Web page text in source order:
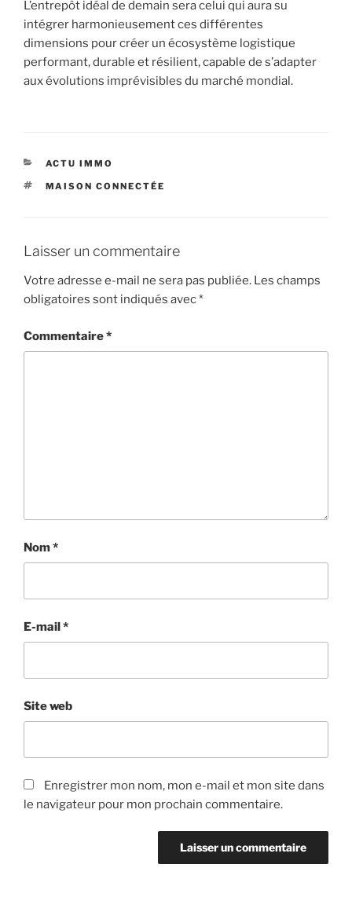
L’entrepôt idéal de demain sera celui qui aura su
intégrer harmonieusement ces différentes
dimensions pour créer un écosystème logistique
performant, durable et résilient, capable de s’adapter
aux évolutions imprévisibles du marché mondial.
CATÉGORIES
ACTU IMMO
ÉTIQUETTES
MAISON CONNECTÉE
Laisser un commentaire
Votre adresse e-mail ne sera pas publiée. Les champs
obligatoires sont indiqués avec*
Commentaire*
Nom*
E-mail*
Site web
Enregistrer mon nom, mon e-mail et mon site dans
le navigateur pour mon prochain commentaire.